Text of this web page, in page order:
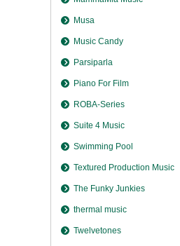
Musa
Music Candy
Parsiparla
Piano For Film
ROBA-Series
Suite 4 Music
Swimming Pool
Textured Production Music
The Funky Junkies
thermal music
Twelvetones